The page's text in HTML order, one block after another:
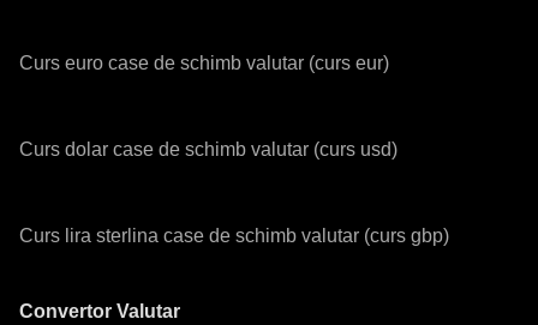
Curs euro case de schimb valutar (curs eur)
Curs dolar case de schimb valutar (curs usd)
Curs lira sterlina case de schimb valutar (curs gbp)
Convertor Valutar